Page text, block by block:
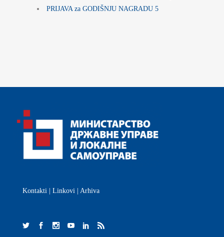
PRIJAVA za GODIŠNJU NAGRADU 5
Kontakti Linkovi Arhiva